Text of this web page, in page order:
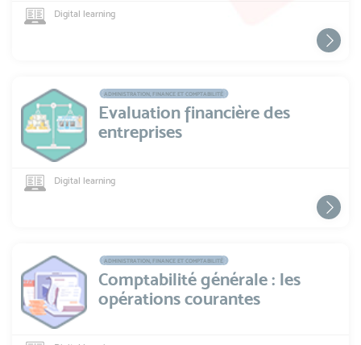
Digital learning
ADMINISTRATION, FINANCE ET COMPTABILITÉ
Evaluation financière des
entreprises
Digital learning
ADMINISTRATION, FINANCE ET COMPTABILITÉ
Comptabilité générale : les
opérations courantes